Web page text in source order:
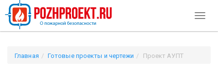
Главная Готовые проекты и чертежи
Проект АУПТ